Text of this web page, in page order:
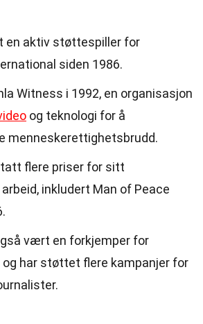
en aktiv støttespiller for
siden 1986.
Witness i 1992, en organisasjon
og teknologi for å
menneskerettighetsbrudd.
flere priser for sitt
inkludert Man of Peace
vært en forkjemper for
har støttet flere kampanjer for